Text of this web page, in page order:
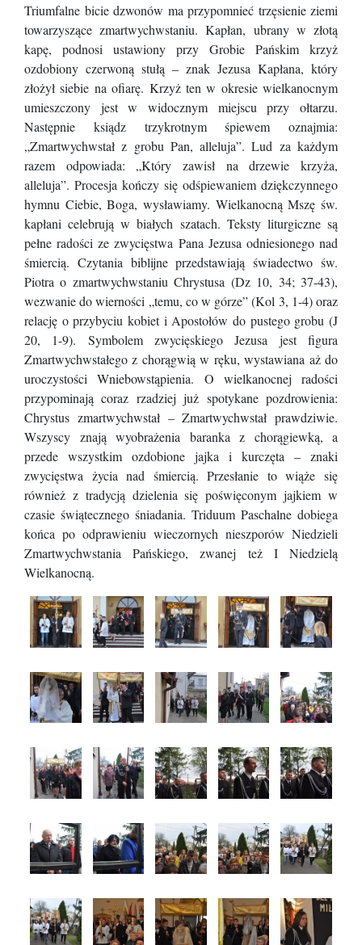
Triumfalne bicie dzwonów ma przypomnieć trzęsienie ziemi
towarzyszące zmartwychwstaniu. Kapłan, ubrany w złotą
kapę, podnosi ustawiony przy Grobie Pańskim krzyż
ozdobiony czerwoną stułą – znak Jezusa Kapłana, który
złożył siebie na ofiarę. Krzyż ten w okresie wielkanocnym
umieszczony jest w widocznym miejscu przy ołtarzu.
Następnie ksiądz trzykrotnym śpiewem oznajmia:
„Zmartwychwstał z grobu Pan, alleluja”. Lud za każdym
razem odpowiada: „Który zawisł na drzewie krzyża,
alleluja”. Procesja kończy się odśpiewaniem dziękczynnego
hymnu Ciebie, Boga, wysławiamy. Wielkanocną Mszę św.
kapłani celebrują w białych szatach. Teksty liturgiczne są
pełne radości ze zwycięstwa Pana Jezusa odniesionego nad
śmiercią. Czytania biblijne przedstawiają świadectwo św.
Piotra o zmartwychwstaniu Chrystusa (Dz 10, 34; 37-43),
wezwanie do wierności „temu, co w górze” (Kol 3, 1-4) oraz
relację o przybyciu kobiet i Apostołów do pustego grobu (J
20, 1-9). Symbolem zwycięskiego Jezusa jest figura
Zmartwychwstałego z chorągwią w ręku, wystawiana aż do
uroczystości Wniebowstąpienia. O wielkanocnej radości
przypominają coraz rzadziej już spotykane pozdrowienia:
Chrystus zmartwychwstał – Zmartwychwstał prawdziwie.
Wszyscy znają wyobrażenia baranka z chorągiewką, a
przede wszystkim ozdobione jajka i kurczęta – znaki
zwycięstwa życia nad śmiercią. Przesłanie to wiąże się
również z tradycją dzielenia się poświęconym jajkiem w
czasie świątecznego śniadania. Triduum Paschalne dobiega
końca po odprawieniu wieczornych nieszporów Niedzieli
Zmartwychwstania Pańskiego, zwanej też I Niedzielą
Wielkanocną.